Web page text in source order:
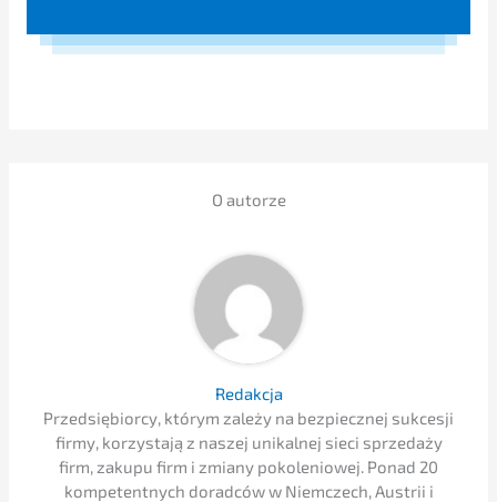
O autor­ze
Redak­c­ja
Przedsię­bi­or­cy, którym zależy na bezpiecz­nej sukces­ji
firmy, korzysta­ją z naszej unikal­nej sieci sprze­daży
firm, zakupu firm i zmiany pokolenio­wej. Ponad 20
kompe­tent­nych dorad­ców w Niemc­zech, Austrii i